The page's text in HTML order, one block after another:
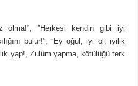
olma!”, ”Herkesi kendin gibi iyi
bulur!”, ”Ey oğul, iyi ol; iyilik
yap!, Zulüm yapma, kötülüğü terk